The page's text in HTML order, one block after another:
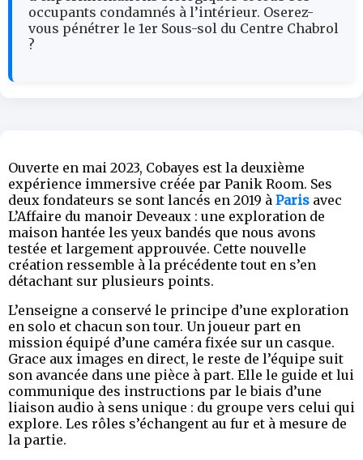
occupants condamnés à l’intérieur. Oserez-
vous pénétrer le 1er Sous-sol du Centre Chabrol
?
Ouverte en mai 2023, Cobayes est la deuxième
expérience immersive créée par Panik Room. Ses
deux fondateurs se sont lancés en 2019 à Paris avec
L’Affaire du manoir Deveaux : une exploration de
maison hantée les yeux bandés que nous avons
testée et largement approuvée. Cette nouvelle
création ressemble à la précédente tout en s’en
détachant sur plusieurs points.
L’enseigne a conservé le principe d’une exploration
en solo et chacun son tour. Un joueur part en
mission équipé d’une caméra fixée sur un casque.
Grace aux images en direct, le reste de l’équipe suit
son avancée dans une pièce à part. Elle le guide et lui
communique des instructions par le biais d’une
liaison audio à sens unique : du groupe vers celui qui
explore. Les rôles s’échangent au fur et à mesure de
la partie.